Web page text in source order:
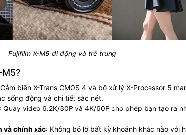
Fujifilm X-M5 di động và trẻ trung
M5?
biến X-Trans CMOS 4 và bộ xử lý X-Processor 5
sống động và chi tiết sắc nét.
: Quay video 6.2K/30P và 4K/60P cho phép bạn tạo ra
và chính xác: Không bỏ lỡ bất kỳ khoảnh khắc nào với